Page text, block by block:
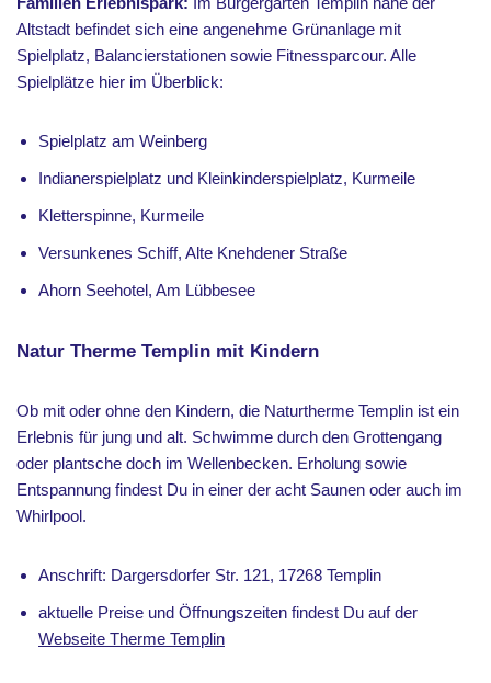
Altstadt befindet sich eine angenehme Grünanlage mit
Spielplatz, Balancierstationen sowie Fitnessparcour. Alle
Spielplätze hier im Überblick:
Spielplatz am Weinberg
Indianerspielplatz und Kleinkinderspielplatz, Kurmeile
Kletterspinne, Kurmeile
Versunkenes Schiff, Alte Knehdener Straße
Ahorn Seehotel, Am Lübbesee
Natur Therme Templin mit Kindern
Ob mit oder ohne den Kindern, die Naturtherme Templin ist ein
Erlebnis für jung und alt. Schwimme durch den Grottengang
oder plantsche doch im Wellenbecken. Erholung sowie
Entspannung findest Du in einer der acht Saunen oder auch im
Whirlpool.
Anschrift: Dargersdorfer Str. 121, 17268 Templin
aktuelle Preise und Öffnungszeiten findest Du auf der
Webseite Therme Templin